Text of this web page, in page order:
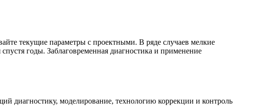
текущие параметры с проектными. В ряде случаев мелкие
годы. Заблаговременная диагностика и применение
диагностику, моделирование, технологию коррекции и контроль